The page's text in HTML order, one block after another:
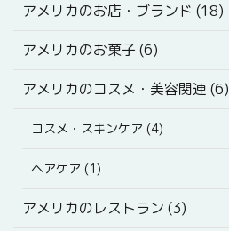
アメリカのお店・ブランド (18)
アメリカのお菓子 (6)
アメリカのコスメ・美容関連 (6)
コスメ・スキンケア (4)
ヘアケア (1)
アメリカのレストラン (3)